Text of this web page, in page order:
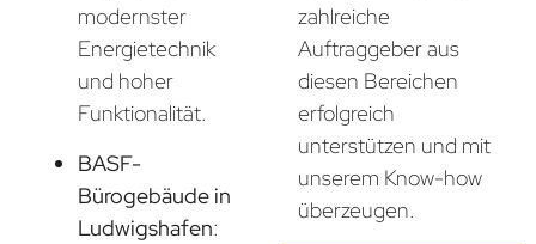
modernster
Energietechnik
und hoher
Funktionalität.
BASF-
Bürogebäude in
Ludwigshafen:
zahlreiche
Auftraggeber aus
diesen Bereichen
erfolgreich
unterstützen und mit
unserem Know-how
überzeugen.